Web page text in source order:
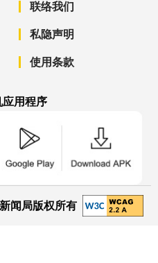
联络我们
私隐声明
使用条款
应用程序
闻局版权所有